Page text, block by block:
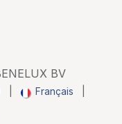
BV
Français